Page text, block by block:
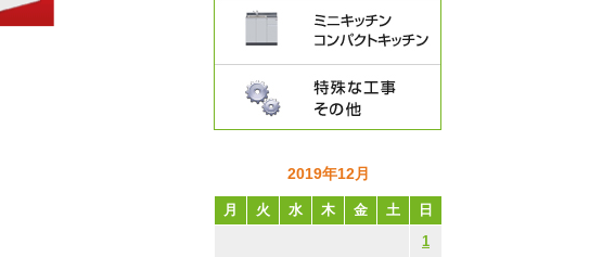
2019年12月
月 火 水 木 金 土
日
1